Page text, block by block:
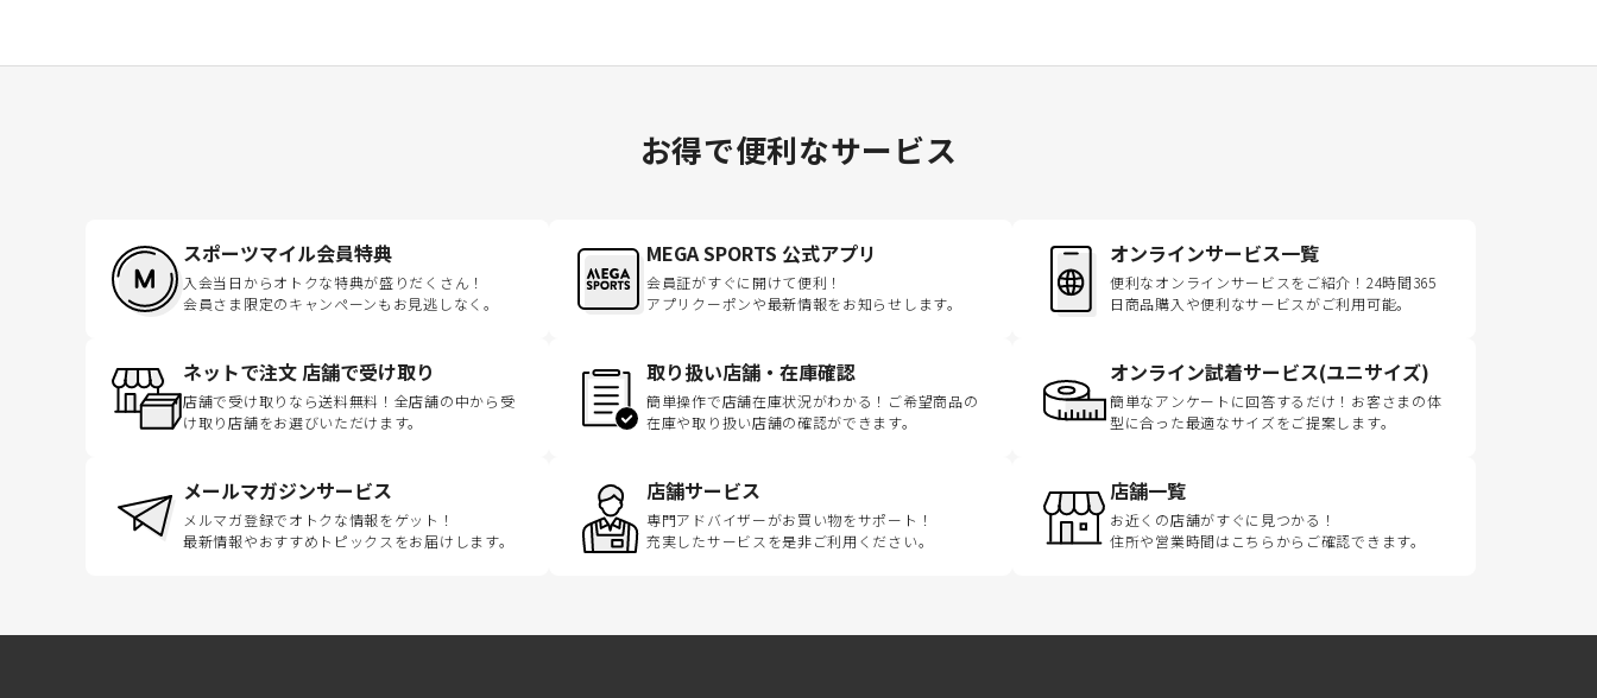
お得で便利なサービス
スポーツマイル会員特典
入会当日からオトクな特典が盛りだくさん！
会員さま限定のキャンペーンもお見逃しなく。
MEGA SPORTS 公式アプリ
会員証がすぐに開けて便利！
アプリクーポンや最新情報をお知らせします。
オンラインサービス一覧
便利なオンラインサービスをご紹介！24時間365
日商品購入や便利なサービスがご利用可能。
ネットで注文 店舗で受け取り
店舗で受け取りなら送料無料！全店舗の中から受
け取り店舗をお選びいただけます。
取り扱い店舗・在庫確認
簡単操作で店舗在庫状況がわかる！ご希望商品の
在庫や取り扱い店舗の確認ができます。
オンライン試着サービス(ユニサイズ)
簡単なアンケートに回答するだけ！お客さまの体
型に合った最適なサイズをご提案します。
メールマガジンサービス
メルマガ登録でオトクな情報をゲット！
最新情報やおすすめトピックスをお届けします。
店舗サービス
専門アドバイザーがお買い物をサポート！
充実したサービスを是非ご利用ください。
店舗一覧
お近くの店舗がすぐに見つかる！
住所や営業時間はこちらからご確認できます。